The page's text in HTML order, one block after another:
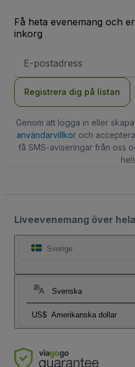
Få heta evenemang och
inkorg
postadress
Registrera dig på listan
Genom att logga in eller
användarvillkoroch
få SMS-aviseringar från oss
Liveevenemang över
Sverige
Svenska
US$ Amerikanska dollar